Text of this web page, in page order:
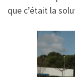
que c’était la